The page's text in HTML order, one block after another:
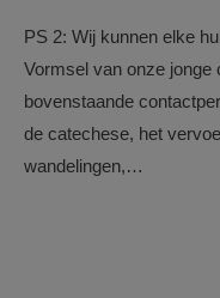
PS 2: Wij kunnen elke
Vormsel van onze jonge
bovenstaande
de catechese, het
wandelingen,…